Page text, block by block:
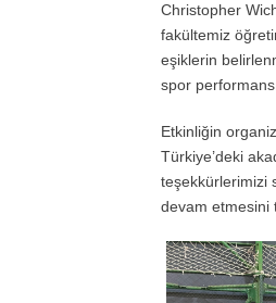
Christopher
fakültemiz
eşiklerin
spor
Etkinliğin
Türkiye’deki
teşekkürlerimizi
devam etmesini